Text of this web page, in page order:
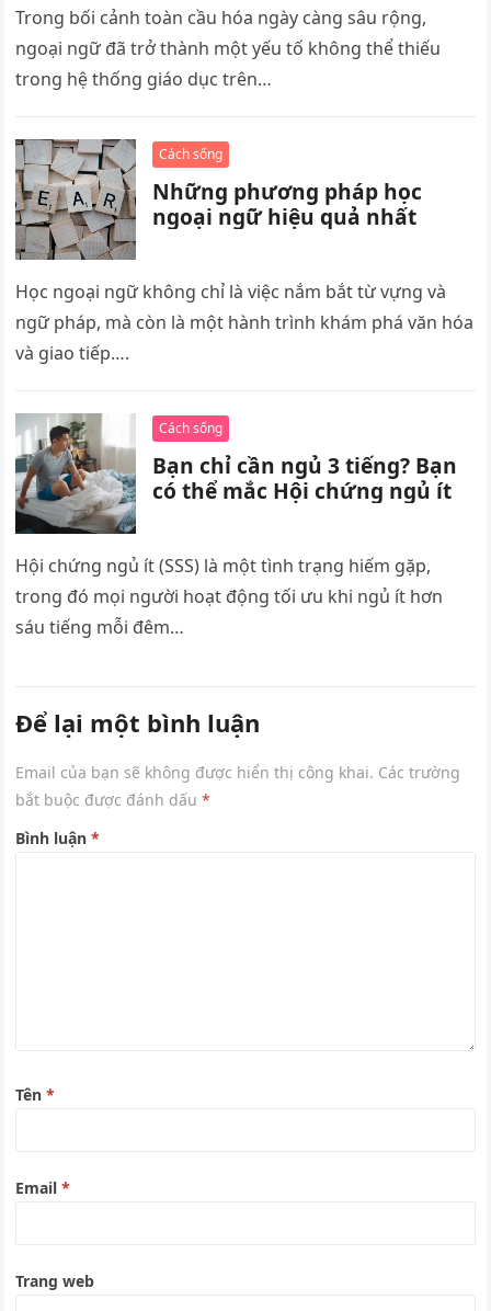
Trong bối cảnh toàn cầu hóa ngày càng sâu rộng,
ngoại ngữ đã trở thành một yếu tố không thể thiếu
trong hệ thống giáo dục trên…
Cách sống
Những phương pháp học
ngoại ngữ hiệu quả nhất
Học ngoại ngữ không chỉ là việc nắm bắt từ vựng và
ngữ pháp, mà còn là một hành trình khám phá văn hóa
và giao tiếp….
Cách sống
Bạn chỉ cần ngủ 3 tiếng? Bạn
có thể mắc Hội chứng ngủ ít
Hội chứng ngủ ít (SSS) là một tình trạng hiếm gặp,
trong đó mọi người hoạt động tối ưu khi ngủ ít hơn
sáu tiếng mỗi đêm…
Để lại một bình luận
Email của bạn sẽ không được hiển thị công khai. Các trường
bắt buộc được đánh dấu*
Bình luận*
Tên*
Email*
Trang web